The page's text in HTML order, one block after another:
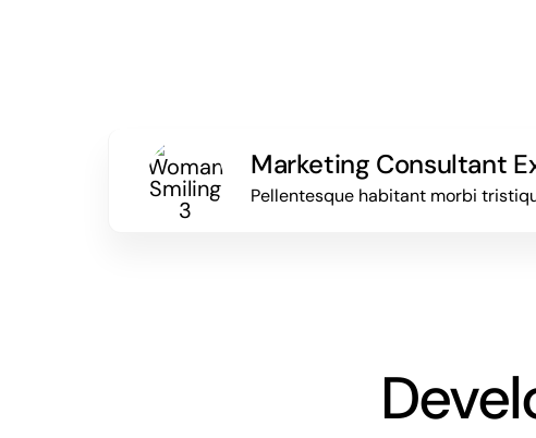
Marketing Consultant
Pellentesque habitant morbi